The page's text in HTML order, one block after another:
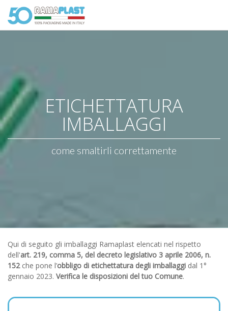
ETICHETTATURA
IMBALLAGGI
come smaltirli correttamente
Qui di seguito gli imballaggi Ramaplast elencati nel rispetto
dell'art. 219, comma 5, del decreto legislativo 3 aprile 2006, n.
152che pone l’obbligo di etichettatura degli imballaggi dal 1°
gennaio 2023. Verifica le disposizioni del tuo Comune.